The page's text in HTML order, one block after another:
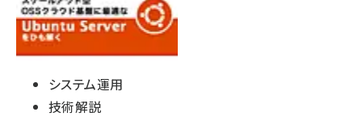
システム運用
技術解説